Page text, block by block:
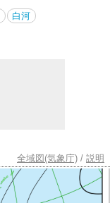
白河
全域図(気象庁) / 説明